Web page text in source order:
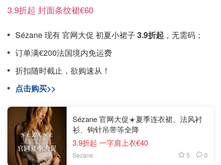
3.9折起 封面条纹裙€60
Sézane 现有 官网大促 初夏小裙子 3.9折起 ，无需码；
订单满€200法国境内免运费
折扣随时截止，欲购速从！
点击购买>>
Sézane 官网大促☀️夏季连衣裙、法风衬
衫、钩针吊带等全降
3.9折起 一字肩上衣€40
Sezane 5 0